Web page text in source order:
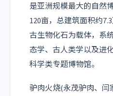
是亚洲规模最大的自然
120亩，总建筑面积约
古生物化石为载体，系
态学、古人类学以及进
科学类专题博物馆。
驴肉火烧(永茂驴肉、闫